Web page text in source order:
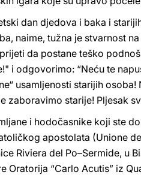
dan djedova i baka i
naime, tužna je stvarnost
da postane teško
i odgovorimo: “Neću te
usamljenosti starijih
zaboravimo starije! Pljesak
i hodočasnike koji ste
apostolata (Unione
Riviera del Po–Sermide, u
Oratorija “Carlo Acutis” iz